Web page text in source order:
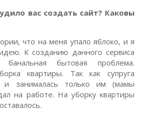
вас создать сайт? Каковы
что на меня упало яблоко, и я
К созданию данного сервиса
бытовая проблема.
квартиры. Так как супруга
и занималась только им (мамы
на работе. На уборку квартиры